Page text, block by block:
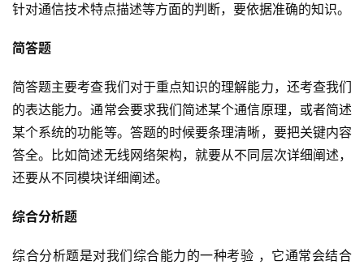
针对通信技术特点描述等方面的判断，要依据准确的知识。
简答题
简答题主要考查我们对于重点知识的理解能力，还考查我们
的表达能力。通常会要求我们简述某个通信原理，或者简述
某个系统的功能等。答题的时候要条理清晰，要把关键内容
答全。比如简述无线网络架构，就要从不同层次详细阐述，
还要从不同模块详细阐述。
综合分析题
综合分析题是对我们综合能力的一种考验 ，它通常会结合